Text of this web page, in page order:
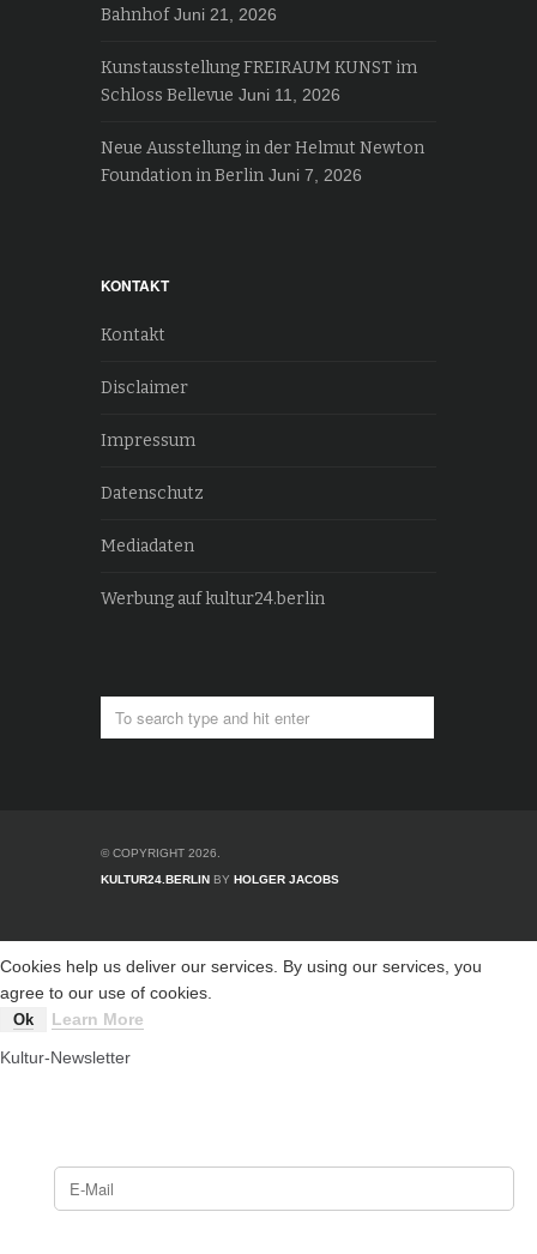
Bahnhof Juni 21, 2026
Kunstausstellung FREIRAUM KUNST im
Schloss Bellevue Juni 11, 2026
Neue Ausstellung in der Helmut Newton
Foundation in Berlin Juni 7, 2026
KONTAKT
Kontakt
Disclaimer
Impressum
Datenschutz
Mediadaten
Werbung auf kultur24.berlin
© COPYRIGHT 2026.
KULTUR24.BERLINBY HOLGER JACOBS
Cookies help us deliver our services. By using our services, you
agree to our use of cookies.
Ok
Learn More
Kultur-Newsletter